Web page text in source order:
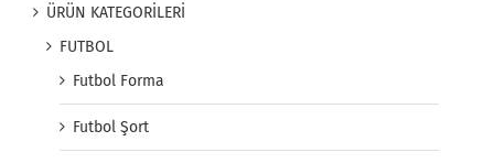
ÜRÜN KATEGORİLERİ
FUTBOL
Futbol Forma
Futbol Şort